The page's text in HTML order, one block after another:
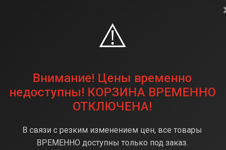
48 + 48 + 12 (тройная)
Apple A18 Pro
iOS 18
⚠️
Внимание! Цены временно
недоступны! КОРЗИНА ВРЕМЕННО
ОТКЛЮЧЕНА!
В связи с резким изменением цен, все товары
ВРЕМЕННО доступны только под заказ.